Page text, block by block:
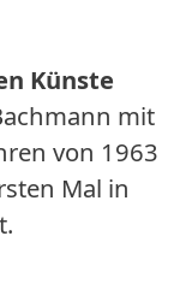
Künste
mit
von 1963
Mal in